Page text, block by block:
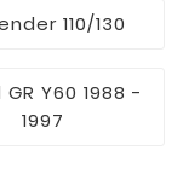
110/130
Y60 1988 -
1997